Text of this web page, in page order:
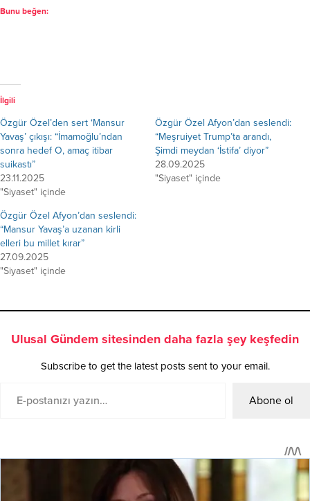
Bunu beğen:
İlgili
Özgür Özel’den sert ‘Mansur
Yavaş’ çıkışı: “İmamoğlu’ndan
sonra hedef O, amaç itibar
suikastı”
23.11.2025
"Siyaset" içinde
Özgür Özel Afyon’dan seslendi:
“Meşruiyet Trump’ta arandı,
Şimdi meydan ‘İstifa’ diyor”
28.09.2025
"Siyaset" içinde
Özgür Özel Afyon’dan seslendi:
“Mansur Yavaş’a uzanan kirli
elleri bu millet kırar”
27.09.2025
"Siyaset" içinde
Ulusal Gündem sitesinden daha fazla şey keşfedin
Subscribe to get the latest posts sent to your email.
Abone ol